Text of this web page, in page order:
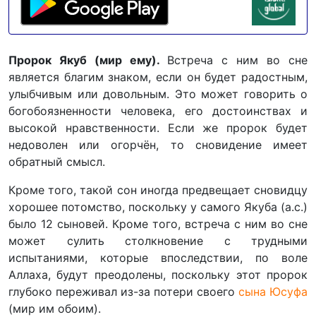
Пророк Якуб (мир ему). Встреча с ним во сне
является благим знаком, если он будет радостным,
улыбчивым или довольным. Это может говорить о
богобоязненности человека, его достоинствах и
высокой нравственности. Если же пророк будет
недоволен или огорчён, то сновидение имеет
обратный смысл.
Кроме того, такой сон иногда предвещает сновидцу
хорошее потомство, поскольку у самого Якуба (а.с.)
было 12 сыновей. Кроме того, встреча с ним во сне
может сулить столкновение с трудными
испытаниями, которые впоследствии, по воле
Аллаха, будут преодолены, поскольку этот пророк
глубоко переживал из-за потери своего сына Юсуфа
(мир им обоим).